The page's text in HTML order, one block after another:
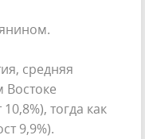
средняя
Востоке
тогда как
9,9%).